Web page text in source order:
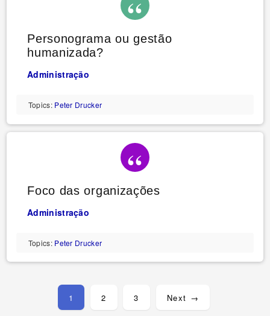
Personograma ou gestão
humanizada?
Administração
Topics: Peter Drucker
Foco das organizações
Administração
Topics: Peter Drucker
1 2 3 Next →